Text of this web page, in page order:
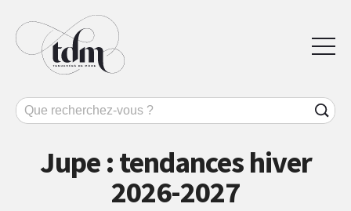
Jupe : tendances hiver
2026-2027